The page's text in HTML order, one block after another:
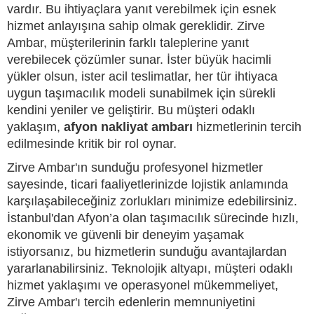
vardır. Bu ihtiyaçlara yanıt verebilmek için esnek
hizmet anlayışına sahip olmak gereklidir. Zirve
Ambar, müşterilerinin farklı taleplerine yanıt
verebilecek çözümler sunar. İster büyük hacimli
yükler olsun, ister acil teslimatlar, her tür ihtiyaca
uygun taşımacılık modeli sunabilmek için sürekli
kendini yeniler ve geliştirir. Bu müşteri odaklı
yaklaşım, afyon nakliyat ambarı hizmetlerinin tercih
edilmesinde kritik bir rol oynar.
Zirve Ambar'ın sunduğu profesyonel hizmetler
sayesinde, ticari faaliyetlerinizde lojistik anlamında
karşılaşabileceğiniz zorlukları minimize edebilirsiniz.
İstanbul'dan Afyon’a olan taşımacılık sürecinde hızlı,
ekonomik ve güvenli bir deneyim yaşamak
istiyorsanız, bu hizmetlerin sunduğu avantajlardan
yararlanabilirsiniz. Teknolojik altyapı, müşteri odaklı
hizmet yaklaşımı ve operasyonel mükemmeliyet,
Zirve Ambar'ı tercih edenlerin memnuniyetini